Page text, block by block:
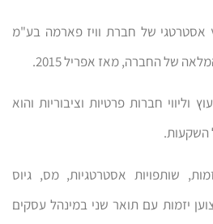
כיועץ אסטרטגי של חברת וויז פארמה בע"מ
של החברה, מאז אפריל 2015.
וליווי חברות פרטיות וציבוריות והוא
השקעות.
שותפויות אסטרטגיות, מס, גיוס
יזמות עם תואר שני במינהל עסקים